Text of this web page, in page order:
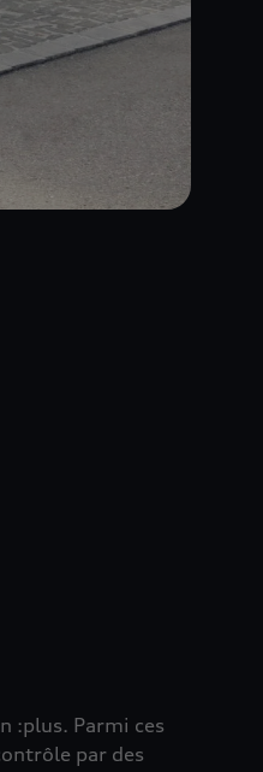
:plus. Parmi ces
par des